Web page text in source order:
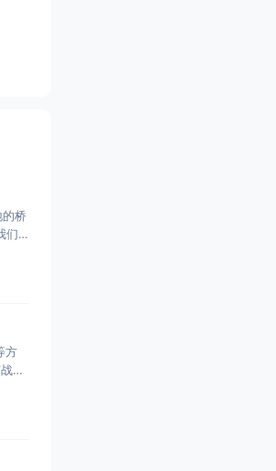
桥
们
方